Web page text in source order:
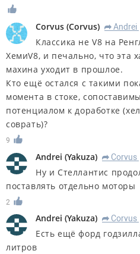
Corvus (Corvus) R Andrei
Классика не V8 на
ХемиV8, и печально, что эта
махина уходит в прошлое.
Кто ещё остался с такими
момента в стоке,
потенциалом к доработке
соврать)?
9
Andrei (Yakuza) R Corvus
Ну и Стеллантис
поставлять отдельно моторы
2
Andrei (Yakuza) R Corvus
Есть ещё форд
литров